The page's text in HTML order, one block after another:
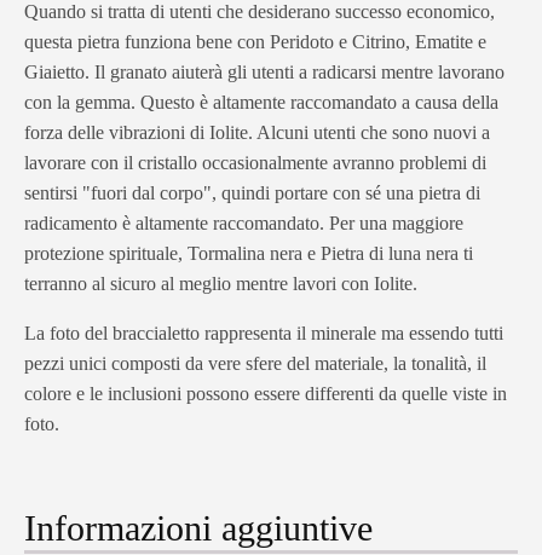
Quando si tratta di utenti che desiderano successo economico,
questa pietra funziona bene con Peridoto e Citrino, Ematite e
Giaietto. Il granato aiuterà gli utenti a radicarsi mentre lavorano
con la gemma. Questo è altamente raccomandato a causa della
forza delle vibrazioni di Iolite. Alcuni utenti che sono nuovi a
lavorare con il cristallo occasionalmente avranno problemi di
sentirsi "fuori dal corpo", quindi portare con sé una pietra di
radicamento è altamente raccomandato. Per una maggiore
protezione spirituale, Tormalina nera e Pietra di luna nera ti
terranno al sicuro al meglio mentre lavori con Iolite.
La foto del braccialetto rappresenta il minerale ma essendo tutti
pezzi unici composti da vere sfere del materiale, la tonalità, il
colore e le inclusioni possono essere differenti da quelle viste in
foto.
Informazioni aggiuntive